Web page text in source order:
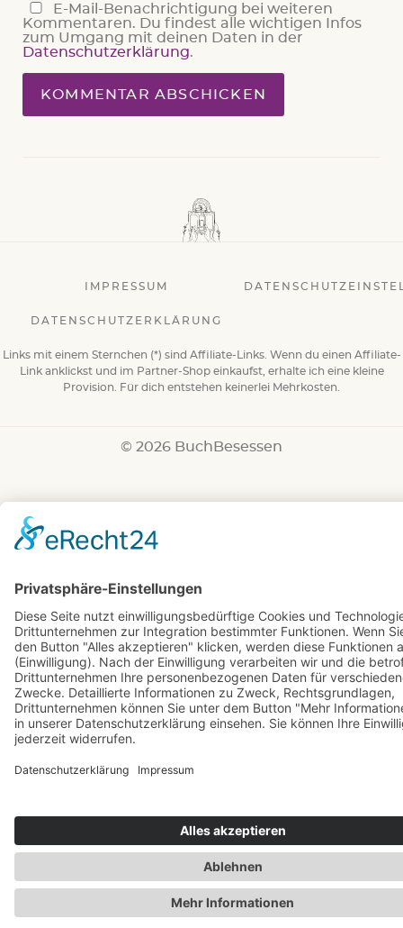
E-Mail-Benachrichtigung bei weiteren
Kommentaren. Du findest alle wichtigen Infos
zum Umgang mit deinen Daten in der
Datenschutzerklärung.
IMPRESSUM
DATENSCHUTZERKLÄRUNG
Links mit einem Sternchen (*) sind Affiliate-Links. Wenn du einen Affiliate-
Link anklickst und im Partner-Shop einkaufst, erhalte ich eine kleine
Provision. Für dich entstehen keinerlei Mehrkosten.
© 2026 BuchBesessen